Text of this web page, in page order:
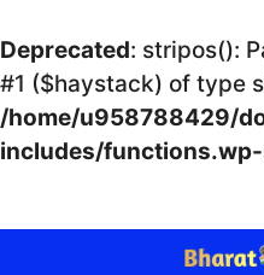
Deprecated: stripos():
#1 ($haystack) of type
/home/u958788429/
includes/